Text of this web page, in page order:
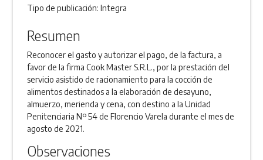
Tipo de publicación:Integra
Resumen
Reconocer el gasto y autorizar el pago, de la factura, a
favor de la firma Cook Master S.R.L., por la prestación del
servicio asistido de racionamiento para la cocción de
alimentos destinados a la elaboración de desayuno,
almuerzo, merienda y cena, con destino a la Unidad
Penitenciaria Nº 54 de Florencio Varela durante el mes de
agosto de 2021.
Observaciones